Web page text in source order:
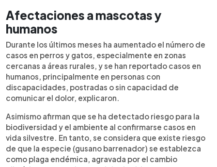
Afectaciones a mascotas y
humanos
Durante los últimos meses ha aumentado el número de
casos en perros y gatos, especialmente en zonas
cercanas a áreas rurales, y se han reportado casos en
humanos, principalmente en personas con
discapacidades, postradas o sin capacidad de
comunicar el dolor, explicaron.
Asimismo afirman que se ha detectado riesgo para la
biodiversidad y el ambiente al confirmarse casos en
vida silvestre. En tanto, se considera que existe riesgo
de que la especie (gusano barrenador) se establezca
como plaga endémica, agravada por el cambio